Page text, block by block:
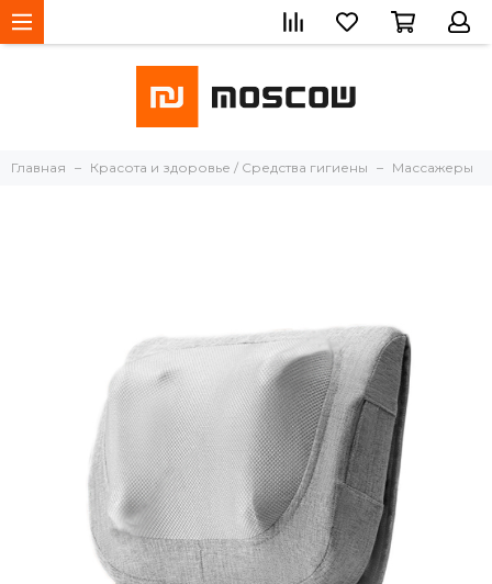
Главная Красота и здоровье / Средства гигиены Массажеры